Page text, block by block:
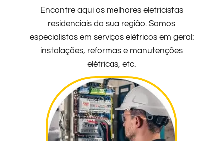
Encontre aqui os melhores eletricistas
residenciais da sua região. Somos
especialistas em serviços elétricos em geral:
instalações, reformas e manutenções
elétricas, etc.